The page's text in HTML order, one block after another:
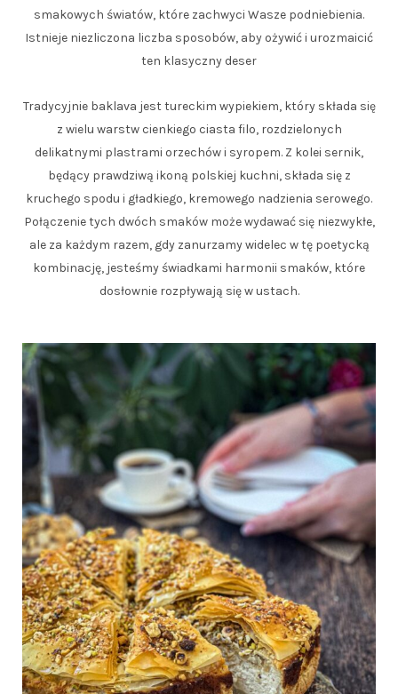
smakowych światów, które zachwyci Wasze podniebienia.
Istnieje niezliczona liczba sposobów, aby ożywić i urozmaicić
ten klasyczny deser
Tradycyjnie baklava jest tureckim wypiekiem, który składa się
z wielu warstw cienkiego ciasta filo, rozdzielonych
delikatnymi plastrami orzechów i syropem. Z kolei sernik,
będący prawdziwą ikoną polskiej kuchni, składa się z
kruchego spodu i gładkiego, kremowego nadzienia serowego.
Połączenie tych dwóch smaków może wydawać się niezwykłe,
ale za każdym razem, gdy zanurzamy widelec w tę poetycką
kombinację, jesteśmy świadkami harmonii smaków, które
dosłownie rozpływają się w ustach.